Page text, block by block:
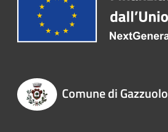
Comune di Gazzuolo